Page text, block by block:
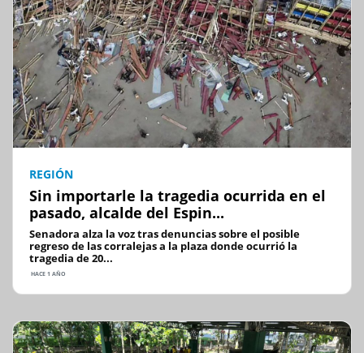
REGIÓN
Sin importarle la tragedia ocurrida en el
pasado, alcalde del Espin...
Senadora alza la voz tras denuncias sobre el posible
regreso de las corralejas a la plaza donde ocurrió la
tragedia de 20...
HACE 1 AÑO